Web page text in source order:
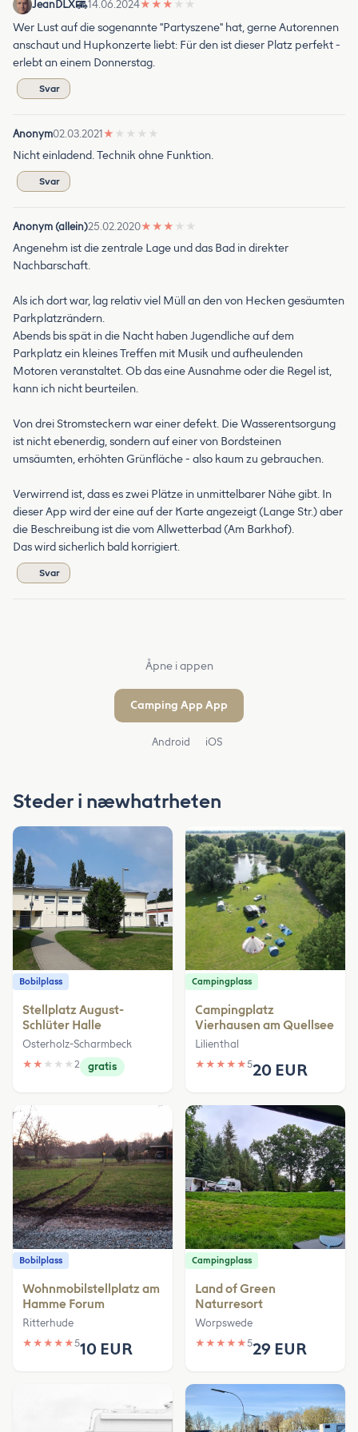
JeanDLX 14.06.2024★ ★ ★ ★ ★
Wer Lust auf die sogenannte "Partyszene" hat, gerne Autorennen
anschaut und Hupkonzerte liebt: Für den ist dieser Platz perfekt -
erlebt an einem Donnerstag.
Svar
Anonym02.03.2021★ ★ ★ ★ ★
Nicht einladend. Technik ohne Funktion.
Svar
Anonym (allein)25.02.2020★ ★ ★ ★ ★
Angenehm ist die zentrale Lage und das Bad in direkter
Nachbarschaft.
Als ich dort war, lag relativ viel Müll an den von Hecken gesäumten
Parkplatzrändern.
Abends bis spät in die Nacht haben Jugendliche auf dem
Parkplatz ein kleines Treffen mit Musik und aufheulenden
Motoren veranstaltet. Ob das eine Ausnahme oder die Regel ist,
kann ich nicht beurteilen.
Von drei Stromsteckern war einer defekt. Die Wasserentsorgung
ist nicht ebenerdig, sondern auf einer von Bordsteinen
umsäumten, erhöhten Grünfläche - also kaum zu gebrauchen.
Verwirrend ist, dass es zwei Plätze in unmittelbarer Nähe gibt. In
dieser App wird der eine auf der Karte angezeigt (Lange Str.) aber
die Beschreibung ist die vom Allwetterbad (Am Barkhof).
Das wird sicherlich bald korrigiert.
Svar
Åpne i appen
Camping App App
Android iOS
Steder i næwhatrheten
Bobilplass
Stellplatz August-
Schlüter Halle
Osterholz-Scharmbeck
★ ★ ★ ★ ★ 2 gratis
Campingplass
Campingplatz
Vierhausen am Quellsee
Lilienthal
★ ★ ★ ★ ★520 EUR
Bobilplass
Wohnmobilstellplatz am
Hamme Forum
Ritterhude
★ ★ ★ ★ ★510 EUR
Campingplass
Land of Green
Naturresort
Worpswede
★ ★ ★ ★ ★529 EUR